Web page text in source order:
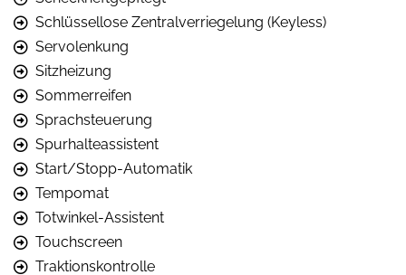
Schlüssellose Zentralverriegelung (Keyless)
Servolenkung
Sitzheizung
Sommerreifen
Sprachsteuerung
Spurhalteassistent
Start/Stopp-Automatik
Tempomat
Totwinkel-Assistent
Touchscreen
Traktionskontrolle